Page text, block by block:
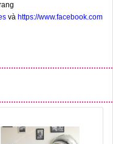
và https://www.facebook.com